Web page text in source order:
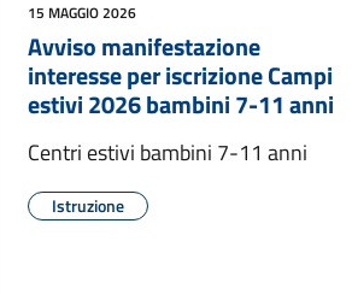
15 MAGGIO 2026
Avviso manifestazione
interesse per iscrizione Campi
estivi 2026 bambini 7-11 anni
Centri estivi bambini 7-11 anni
Istruzione